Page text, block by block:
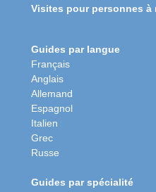
Visites pour personnes à
Guides par langue
Français
Anglais
Allemand
Espagnol
Italien
Grec
Russe
Guides par spécialité